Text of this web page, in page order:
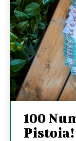
100
Pistoia!